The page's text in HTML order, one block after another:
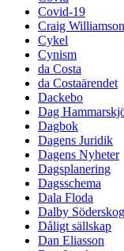
Covid-19
Craig Williamson
Cykel
Cynism
da Costa
da Costaärendet
Dackebo
Dag
Dagbok
Dagens Juridik
Dagens Nyheter
Dagsplanering
Dagsschema
Dala Floda
Dalby Söderskog
Dåligt sällskap
Dan Eliasson